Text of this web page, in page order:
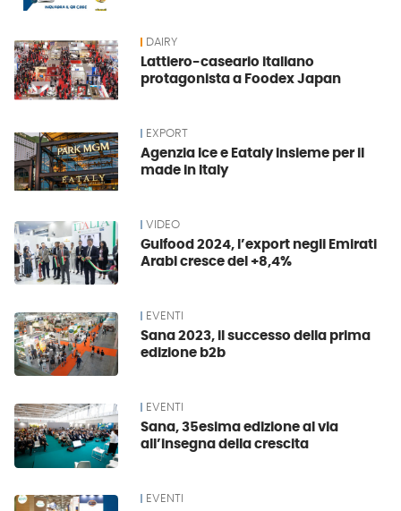
DAIRY
Lattiero-caseario italiano
protagonista a Foodex Japan
EXPORT
Agenzia Ice e Eataly insieme per il
made in Italy
VIDEO
Gulfood 2024, l’export negli Emirati
Arabi cresce del +8,4%
EVENTI
Sana 2023, il successo della prima
edizione b2b
EVENTI
Sana, 35esima edizione al via
all’insegna della crescita
EVENTI